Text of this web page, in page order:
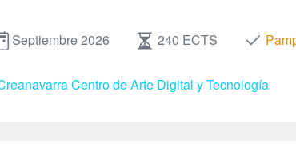
Septiembre 2026 240 ECTS
Centro de Arte Digital y Tecnología